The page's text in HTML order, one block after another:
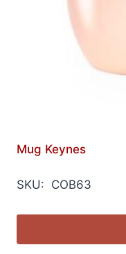
Mug Keynes
SKU: COB63